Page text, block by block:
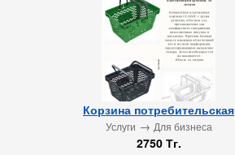
Корзина потребительская
Услуги → Для бизнеса
2750 Тг.